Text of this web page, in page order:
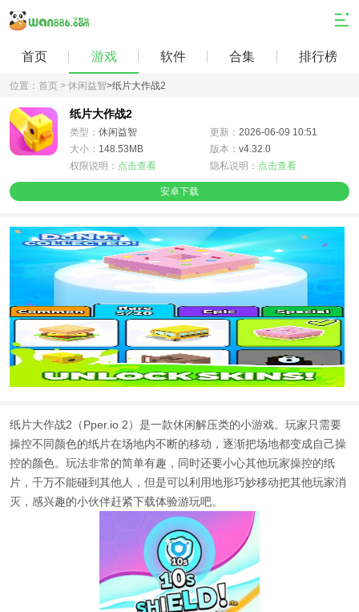
首页 游戏 软件 合集 排行榜
位置： 首页 > 休闲益智>纸片大作战2
纸片大作战2
类型： 休闲益智 更新： 2026-06-09 10:51
大小： 148.53MB 版本： v4.32.0
权限说明： 点击查看 隐私说明： 点击查看
安卓下载
纸片大作战2（Pper.io 2）是一款休闲解压类的小游戏。玩家只需要
操控不同颜色的纸片在场地内不断的移动，逐渐把场地都变成自己操
控的颜色。玩法非常的简单有趣，同时还要小心其他玩家操控的纸
片，千万不能碰到其他人，但是可以利用地形巧妙移动把其他玩家消
灭，感兴趣的小伙伴赶紧下载体验游玩吧。